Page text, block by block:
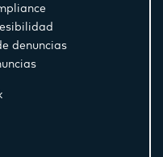
denuncias